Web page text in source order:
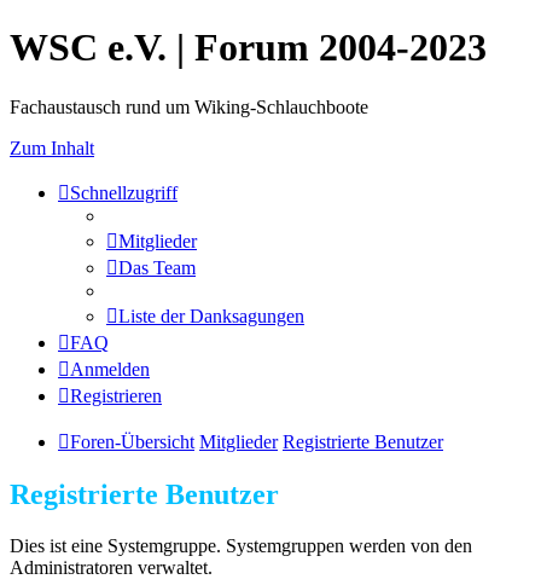
WSC e.V. | Forum 2004-2023
Fachaustausch rund um Wiking-Schlauchboote
Zum Inhalt
Schnellzugriff
Mitglieder
Das Team
Liste der Danksagungen
FAQ
Anmelden
Registrieren
Foren-Übersicht Mitglieder Registrierte Benutzer
Registrierte Benutzer
Dies ist eine Systemgruppe. Systemgruppen werden von den
Administratoren verwaltet.